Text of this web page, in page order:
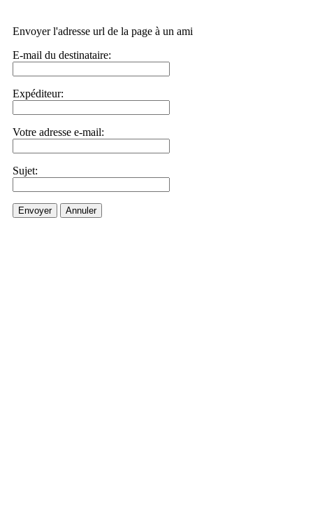
Envoyer l'adresse url de la page à un ami
E-mail du destinataire:
Expéditeur:
Votre adresse e-mail:
Sujet:
Envoyer Annuler